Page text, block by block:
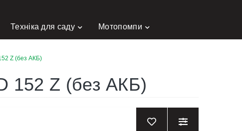
Техніка для саду Мотопомпи
Z (без АКБ)
152 Z (без АКБ)